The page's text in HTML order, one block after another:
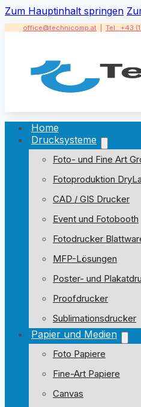
Zum Hauptinhalt springen
office@technicomp.at Tel.: +43
Home
Drucksysteme
Foto- und Fine Art
Fotoproduktion
CAD / GIS Drucker
Event und Fotobooth
Fotodrucker
MFP-Lösungen
Poster- und
Proofdrucker
Sublimationsdrucker
Papier und Medien
Foto Papiere
Fine-Art Papiere
Canvas